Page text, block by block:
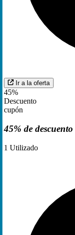
Ir a la oferta
45%
Descuento
cupón
45% de descuento
1 Utilizado